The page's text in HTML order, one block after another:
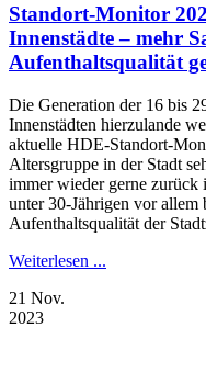
Standort-Monitor
Innenstädte – mehr
Aufenthaltsqualität
Die Generation der 16 bis
Innenstädten hierzulande
aktuelle HDE-Standort-
Altersgruppe in der Stadt
immer wieder gerne zurück
unter 30-Jährigen vor allem
Aufenthaltsqualität der
Weiterlesen ...
21 Nov.
2023